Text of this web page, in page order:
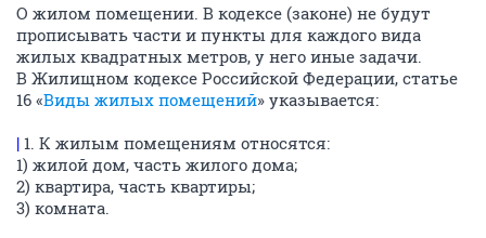
О жилом помещении. В кодексе (законе) не будут
прописывать части и пункты для каждого вида
жилых квадратных метров, у него иные задачи.
В Жилищном кодексе Российской Федерации, статье
16 «Виды жилых помещений» указывается:
| 1. К жилым помещениям относятся:
1) жилой дом, часть жилого дома;
2) квартира, часть квартиры;
3) комната.